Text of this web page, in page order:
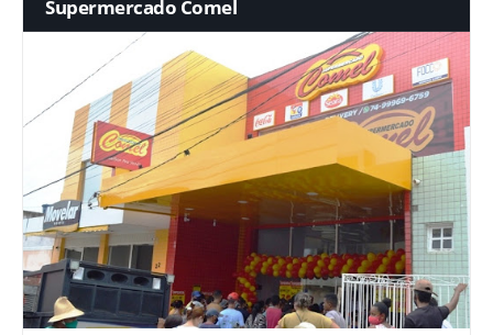
Supermercado Comel